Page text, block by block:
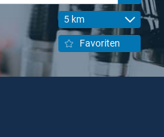
5 km
Favoriten